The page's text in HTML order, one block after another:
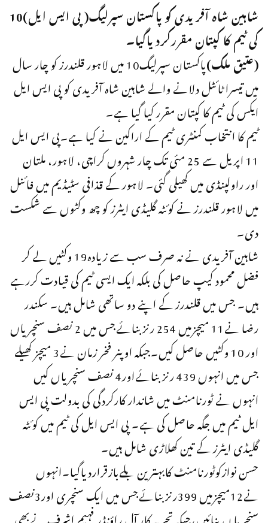
شاہین شاہ آفریدی کو پاکستان سپرلیگ( پی ایس ایل)10
کی ٹیم کا کپتان مقررکردیاگیا۔
(عتیق ملک)
پاکستان سپرلیگ10 میں لاہور قلندرز کو چار سال
میں تیسرا ٹائٹل دلانے والے شاہین شاہ آفریدی کو پی ایس ایل
ایکس کی ٹیم کا کپتان مقرر کیا گیا ہے۔
ٹیم کا انتخاب کمنٹری ٹیم کے اراکین نے کیا ہے۔پی ایس ایل
11 اپریل سے 25 مئی تک چار شہروں کراچی، لاہور، ملتان
اور راولپنڈی میں کھیلی گئی۔ لاہور کے قذافی سٹیڈیم میں فائنل
میں لاہور قلندرز نے کوئٹہ گلیڈی ایٹرز کو چھ وکٹوں سے شکست
دی۔
شاہین آفریدی نے نہ صرف سب سے زیادہ19 وکٹیں لے کر
فضل محمود کیپ حاصل کی بلکہ ایک ایسی ٹیم کی قیادت کررہے
ہیں۔ جس میں قلندرز کے اپنے دو ساتھی شامل ہیں۔ سکندر
رضا نے11 میچزمیں 254 رنزبنائےجس میں 2 نصف سنچریاں
اور 10 وکٹیں حاصل کیں۔جبکہ اوپنر فخر زمان نے3 میچز کھیلے
جس میں انہوں 439 رنز بنائےاور4 نصف سنچریاں کیں
انہوں نے ٹورنامنٹ میں شاندار کارکردگی کی بدولت پی ایس
ایل ٹیم میں جگہ حاصل کی ہے۔ پی ایس ایل کی ٹیم میں کوئٹہ
گلیڈی ایٹرز کے تین کھلاڑی شامل ہیں۔
حسن نوازکوٹورنامنٹ کابہترین بلےبازقراردیاگیا۔انہوں
نے12میچزمیں 399رنزبنائےجس میں ایک سنچری اور3نصف